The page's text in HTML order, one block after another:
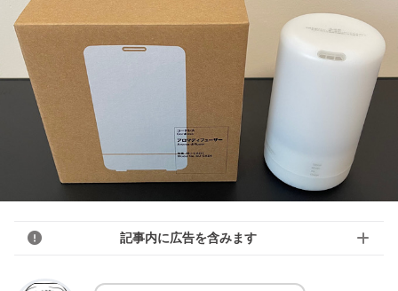
記事内に広告を含みます